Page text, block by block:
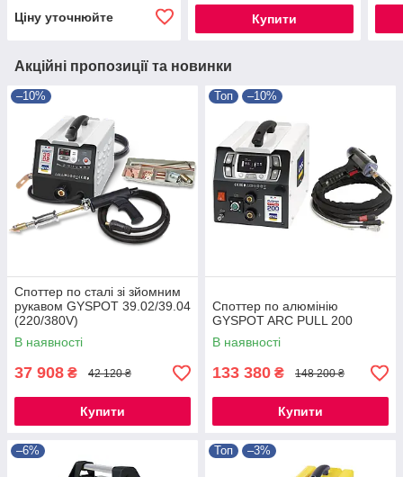
Ціну уточнюйте Купити
Акційні пропозиції та новинки
–10%
Споттер по сталі зі зйомним
рукавом GYSPOT 39.02/39.04
(220/380V)
В наявності
37 908 ₴ 42 120 ₴
Купити
Топ –10%
Споттер по алюмінію
GYSPOT ARC PULL 200
В наявності
133 380 ₴ 148 200 ₴
Купити
–6% Топ –3%